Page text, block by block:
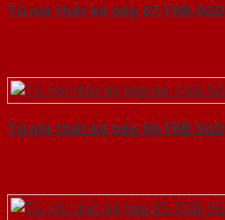
Tủ nội thất kệ bếp 67-TKB-SGD
Tủ nội thất kệ bếp 66-TKB-SGD